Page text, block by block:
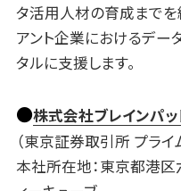
タ活用人材の育成までを
アント企業におけるデー
タルに支援します。
●株式会社ブレインパッ
（東京証券取引所 プライ
本社所在地：東京都港